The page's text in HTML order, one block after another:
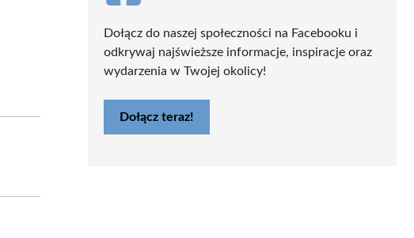
Dołącz do naszej społeczności na Facebooku i
odkrywaj najświeższe informacje, inspiracje oraz
wydarzenia w Twojej okolicy!
Dołącz teraz!